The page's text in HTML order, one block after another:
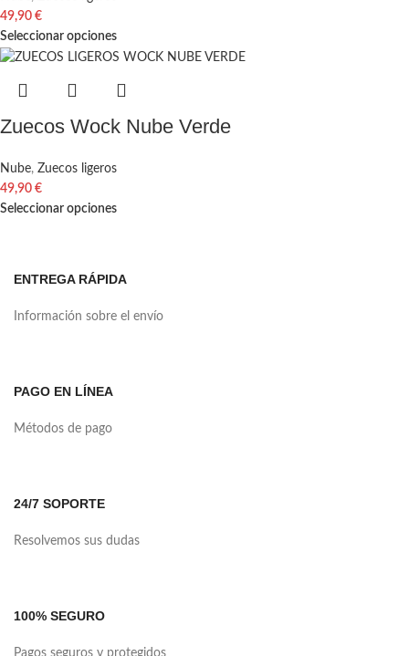
49,90 €
Seleccionar opciones
Zuecos Wock Nube Verde
Nube, Zuecos ligeros
49,90 €
Seleccionar opciones
ENTREGA RÁPIDA
Información sobre el envío
PAGO EN LÍNEA
Métodos de pago
24/7 SOPORTE
Resolvemos sus dudas
100% SEGURO
Pagos seguros y protegidos